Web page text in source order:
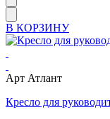
В КОРЗИНУ
Арт Атлант
Кресло для